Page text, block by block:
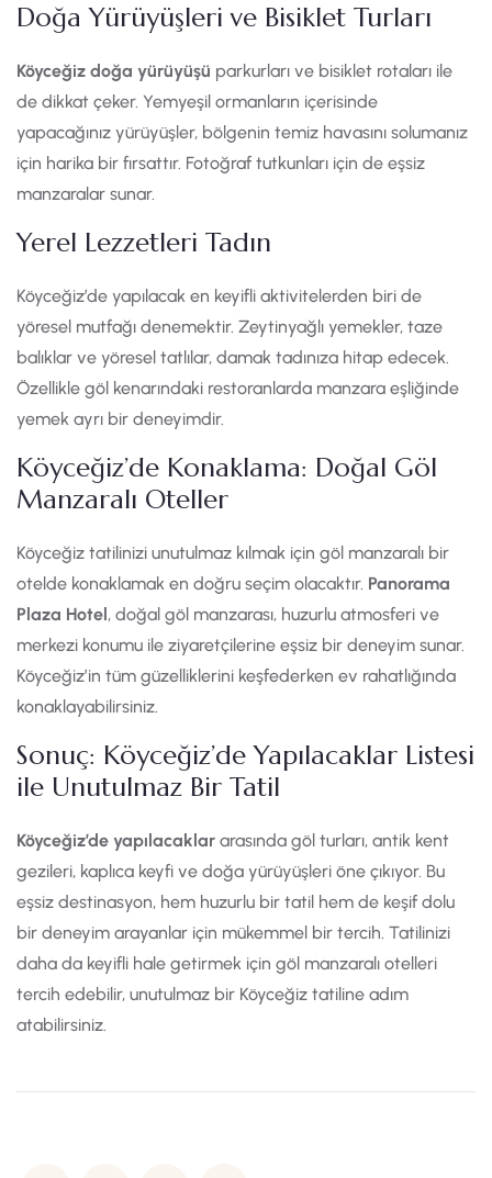
Doğa Yürüyüşleri ve Bisiklet Turları
Köyceğiz doğa yürüyüşü parkurları ve bisiklet rotaları ile
de dikkat çeker. Yemyeşil ormanların içerisinde
yapacağınız yürüyüşler, bölgenin temiz havasını solumanız
için harika bir fırsattır. Fotoğraf tutkunları için de eşsiz
manzaralar sunar.
Yerel Lezzetleri Tadın
Köyceğiz’de yapılacak en keyifli aktivitelerden biri de
yöresel mutfağı denemektir. Zeytinyağlı yemekler, taze
balıklar ve yöresel tatlılar, damak tadınıza hitap edecek.
Özellikle göl kenarındaki restoranlarda manzara eşliğinde
yemek ayrı bir deneyimdir.
Köyceğiz’de Konaklama: Doğal Göl
Manzaralı Oteller
Köyceğiz tatilinizi unutulmaz kılmak için göl manzaralı bir
otelde konaklamak en doğru seçim olacaktır. Panorama
Plaza Hotel, doğal göl manzarası, huzurlu atmosferi ve
merkezi konumu ile ziyaretçilerine eşsiz bir deneyim sunar.
Köyceğiz’in tüm güzelliklerini keşfederken ev rahatlığında
konaklayabilirsiniz.
Sonuç: Köyceğiz’de Yapılacaklar Listesi
ile Unutulmaz Bir Tatil
Köyceğiz’de yapılacaklar arasında göl turları, antik kent
gezileri, kaplıca keyfi ve doğa yürüyüşleri öne çıkıyor. Bu
eşsiz destinasyon, hem huzurlu bir tatil hem de keşif dolu
bir deneyim arayanlar için mükemmel bir tercih. Tatilinizi
daha da keyifli hale getirmek için göl manzaralı otelleri
tercih edebilir, unutulmaz bir Köyceğiz tatiline adım
atabilirsiniz.